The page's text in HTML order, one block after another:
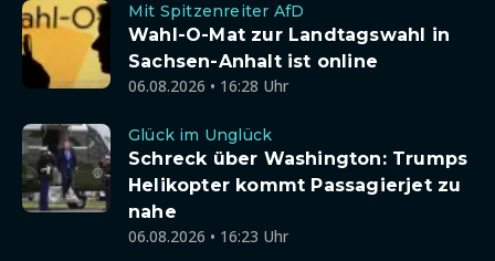
Mit Spitzenreiter AfD
Wahl-O-Mat zur Landtagswahl in
Sachsen-Anhalt ist online
06.08.2026 • 16:28 Uhr
Glück im Unglück
Schreck über Washington: Trumps
Helikopter kommt Passagierjet zu
nahe
06.08.2026 • 16:23 Uhr